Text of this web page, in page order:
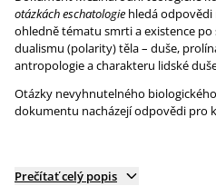
otázkách eschatologie hledá
ohledně tématu smrti a existence
dualismu (polarity) těla – duše,
antropologie a charakteru lidské
Otázky nevyhnutelného
dokumentu nacházejí odpovědi pro
Prečítať celý popis